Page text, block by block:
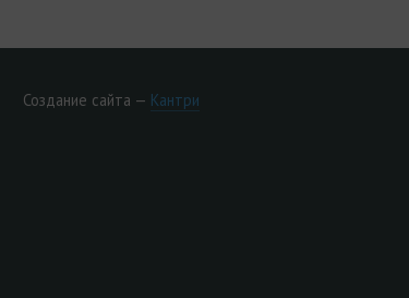
Создание сайта — Кантри